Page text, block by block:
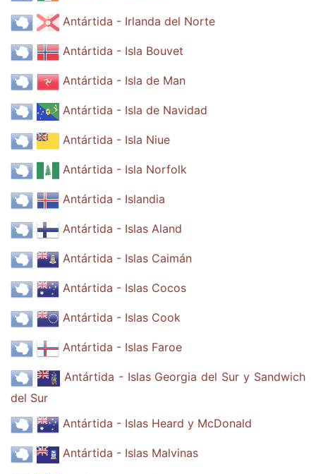
Antártida - Irlanda del Norte
Antártida - Isla Bouvet
Antártida - Isla de Man
Antártida - Isla de Navidad
Antártida - Isla Niue
Antártida - Isla Norfolk
Antártida - Islandia
Antártida - Islas Aland
Antártida - Islas Caimán
Antártida - Islas Cocos
Antártida - Islas Cook
Antártida - Islas Faroe
Antártida - Islas Georgia del Sur y Sandwich
del Sur
Antártida - Islas Heard y McDonald
Antártida - Islas Malvinas